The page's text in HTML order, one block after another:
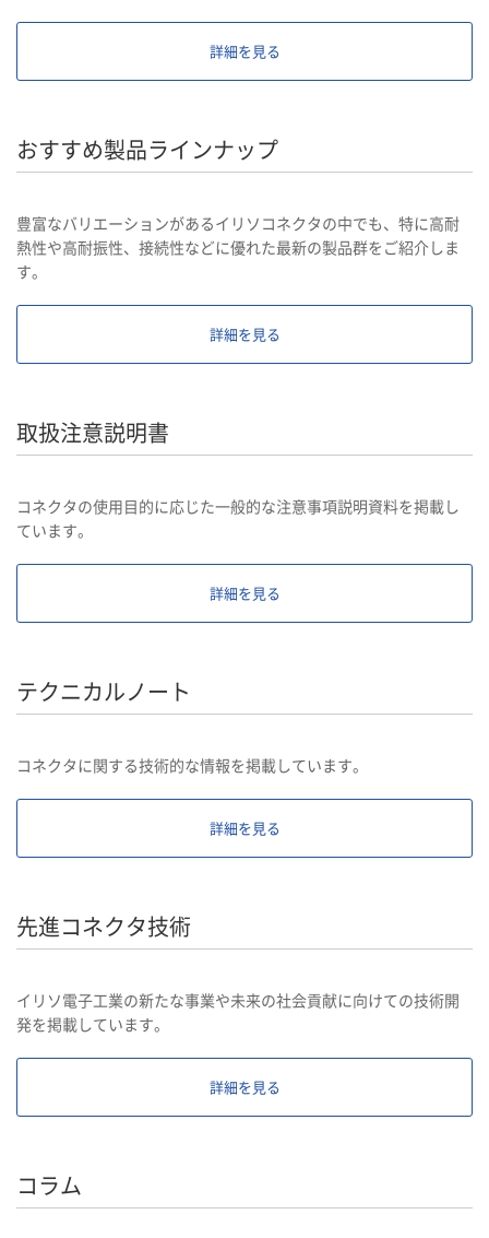
詳細を見る
おすすめ製品ラインナップ
豊富なバリエーションがあるイリソコネクタの中でも、特に高耐
熱性や高耐振性、接続性などに優れた最新の製品群をご紹介しま
す。
詳細を見る
取扱注意説明書
コネクタの使用目的に応じた一般的な注意事項説明資料を掲載し
ています。
詳細を見る
テクニカルノート
コネクタに関する技術的な情報を掲載しています。
詳細を見る
先進コネクタ技術
イリソ電子工業の新たな事業や未来の社会貢献に向けての技術開
発を掲載しています。
詳細を見る
コラム